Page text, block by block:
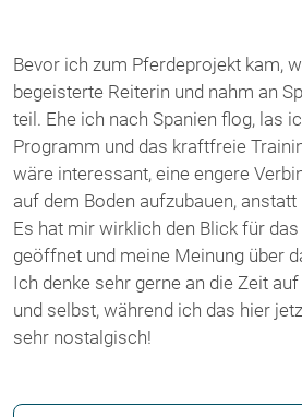
Bevor ich zum Pferdeprojekt kam,
begeisterte Reiterin und nahm an
teil. Ehe ich nach Spanien flog, las
Programm und das kraftfreie
wäre interessant, eine engere
auf dem Boden aufzubauen,
Es hat mir wirklich den Blick für
geöffnet und meine Meinung über
Ich denke sehr gerne an die Zeit
und selbst, während ich das hier
sehr nostalgisch!